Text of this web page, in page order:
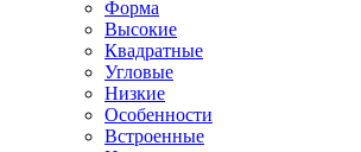
Форма
Высокие
Квадратные
Угловые
Низкие
Особенности
Встроенные